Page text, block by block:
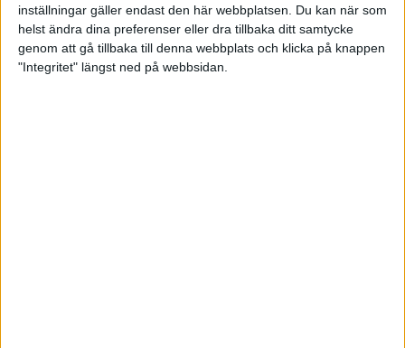
inställningar gäller endast den här webbplatsen. Du kan när som
helst ändra dina preferenser eller dra tillbaka ditt samtycke
genom att gå tillbaka till denna webbplats och klicka på knappen
"Integritet" längst ned på webbsidan.
Värmemara
väntarvärldsmästaraspiranter
24 jun 1998